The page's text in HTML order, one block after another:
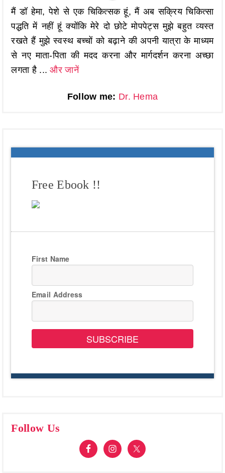
मैं डॉ हेमा, पेशे से एक चिकित्सक हूं, मैं अब सक्रिय चिकित्सा
पद्धति में नहीं हूं क्योंकि मेरे दो छोटे मोपपेट्स मुझे बहुत व्यस्त
रखते हैं मुझे स्वस्थ बच्चों को बढ़ाने की अपनी यात्रा के माध्यम
से नए माता-पिता की मदद करना और मार्गदर्शन करना अच्छा
लगता है ...और जानें
Follow me: Dr. Hema
Free Ebook !!
First Name
Email Address
SUBSCRIBE
Follow Us